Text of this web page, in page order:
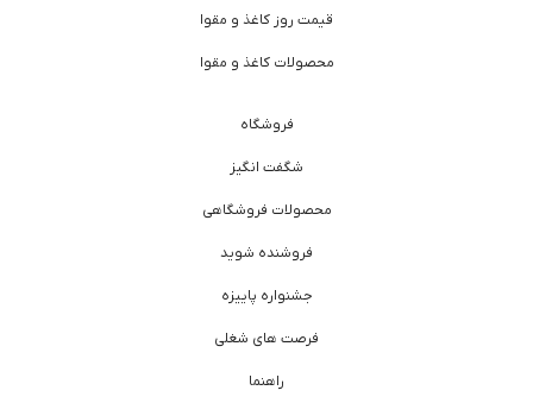
قیمت روز کاغذ و مقوا
محصولات کاغذ و مقوا
فروشگاه
شگفت انگیز
محصولات فروشگاهی
فروشنده شوید
جشنواره پاییزه
فرصت های شغلی
راهنما